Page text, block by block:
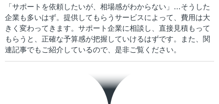
「サポートを依頼したいが、相場感がわからない」…そうした
企業も多いはず。提供してもらうサービスによって、費用は大
きく変わってきます。サポート企業に相談し、直接見積もって
もらうと、正確な予算感が把握していけるはずです。また、関
連記事でもご紹介しているので、是非ご覧ください。